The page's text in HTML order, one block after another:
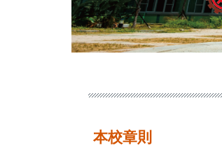
本校章則